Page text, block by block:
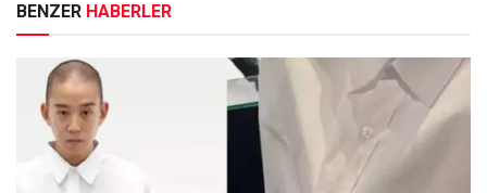
BENZER HABERLER